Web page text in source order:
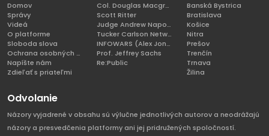
Domov
Správy
Videá
O platforme
Sloboda slova
Ochrana osobných údajov
Napíšte nám
Zdieľať s priateľmi
Col. Douglas Macgregor, Ph.D
Scott Ritter
Judge Andrew Napolitano
Tucker Carlson Network
INFOWARS (Alex Jones)
Prof. Jeffrey Sachs
Re:Public
Banská Bystrica
Bratislava
Košice
Nitra
Prešov
Trenčín
Trnava
Žilina
Odvolanie
Názory vyjadrené v obsahu sú výlučne jednotlivých autorov a neodrážajú
názory a presvedčenia platformy ani jej pridružených spoločností.